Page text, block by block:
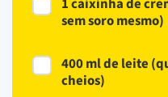
1 caixinha de
sem soro mesmo)
400 ml de leite
cheios)